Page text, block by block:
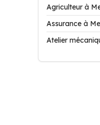
Agriculteur à
Assurance à
Atelier